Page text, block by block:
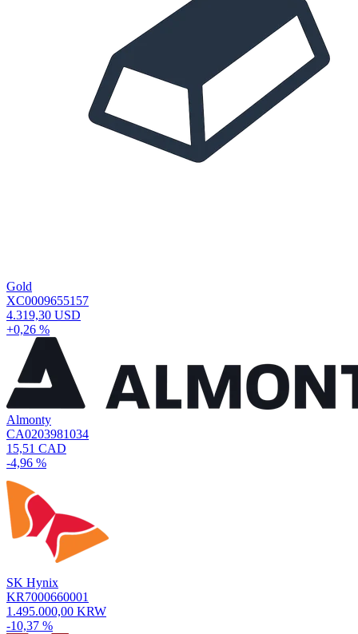
Gold
XC0009655157
4.319,30 USD
+0,26 %
Almonty
CA0203981034
15,51 CAD
-4,96 %
SK Hynix
KR7000660001
1.495.000,00 KRW
-10,37 %